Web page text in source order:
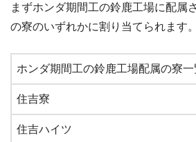
まずホンダ期間工の鈴鹿工場に配属
の寮のいずれかに割り当てられます。
ホンダ期間工の鈴鹿工場配属の寮一
住吉寮
住吉ハイツ